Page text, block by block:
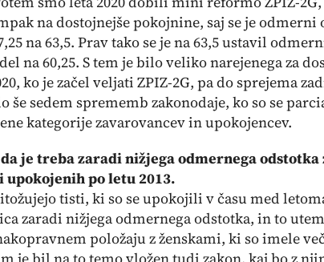
na dostojnejše pokojnine, saj se je odmerni
na 63,5. Prav tako se je na 63,5 ustavil
na 60,25. S tem je bilo veliko narejenega za
ko je začel veljati ZPIZ-2G, pa do sprejema
še sedem sprememb zakonodaje, ko so se
kategorije zavarovancev in upokojencev.
je treba zaradi nižjega odmernega odstotka
po letu 2013.
tisti, ki so se upokojili v času med
zaradi nižjega odmernega odstotka, in to
položaju z ženskami, ki so imele